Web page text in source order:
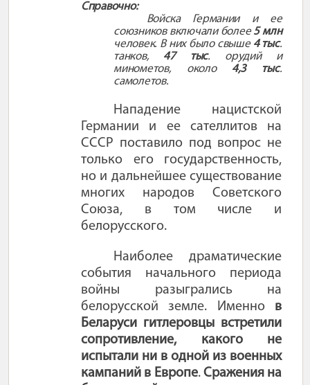
Справочно:
Войска Германии и ее
союзников включали более5 млн
человек. В них было свыше 4 тыс.
танков, 47 тыс. орудий и
минометов, около 4,3 тыс.
самолетов.
Нападение нацистской
Германии и ее сателлитов на
СССР поставило под вопрос не
только его государственность,
но и дальнейшее существование
многих народов Советского
Союза, в том числе и
белорусского.
Наиболее драматические
события начального периода
войны разыгрались на
белорусской земле. Именно в
Беларуси гитлеровцы встретили
сопротивление, какого не
испытали ни в одной из военных
кампаний в Европе. Сражения на